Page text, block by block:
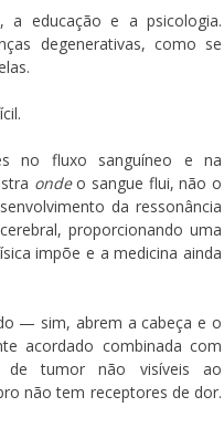
a educação e a psicologia.
degenerativas, como se
no fluxo sanguíneo e na
ondeo sangue flui, não o
da ressonância
proporcionando uma
impõe e a medicina ainda
— sim, abrem a cabeça e o
acordado combinada com
de tumor não visíveis ao
não tem receptores de dor.